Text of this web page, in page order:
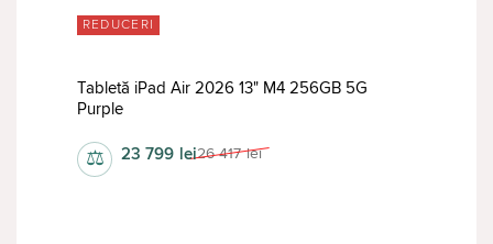
REDUCERI
Tabletă iPad Air 2026 13" M4 256GB 5G
Purple
26 417 lei
23 799 lei
⚖